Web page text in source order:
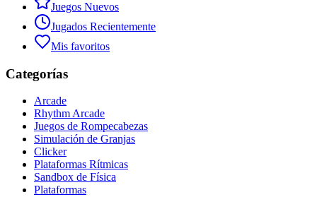
Juegos Nuevos
Jugados Recientemente
Mis favoritos
Categorías
Arcade
Rhythm Arcade
Juegos de Rompecabezas
Simulación de Granjas
Clicker
Plataformas Rítmicas
Sandbox de Física
Plataformas